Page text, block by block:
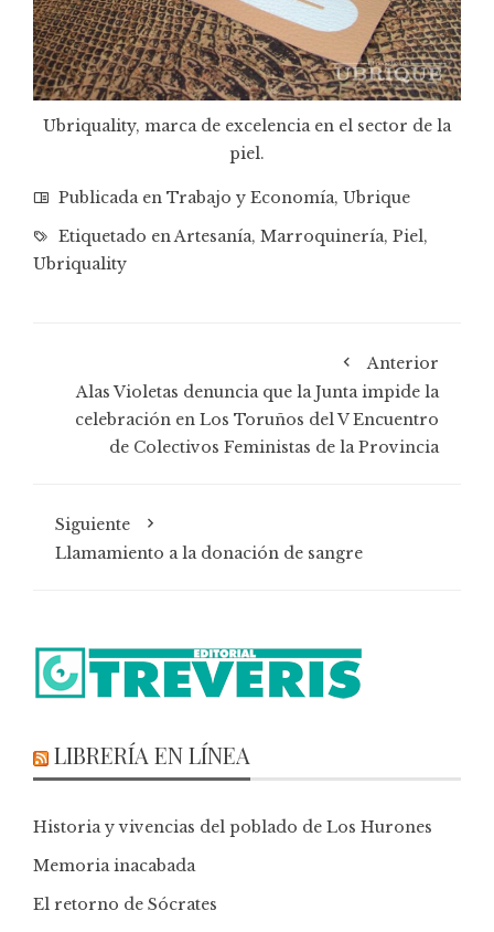
Ubriquality, marca de excelencia en el sector de la
piel.
Publicada en Trabajo y Economía, Ubrique
Etiquetado enArtesanía, Marroquinería, Piel,
Ubriquality
Anterior
Alas Violetas denuncia que la Junta impide la
celebración en Los Toruños del V Encuentro
de Colectivos Feministas de la Provincia
Siguiente
Llamamiento a la donación de sangre
LIBRERÍA EN LÍNEA
Historia y vivencias del poblado de Los Hurones
Memoria inacabada
El retorno de Sócrates